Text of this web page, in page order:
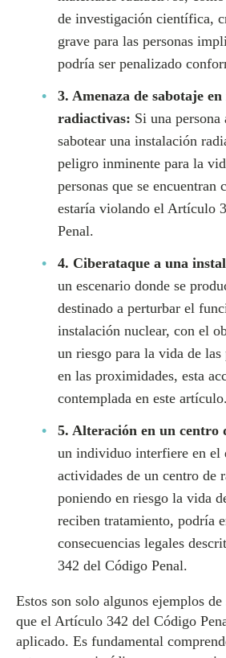
de investigación científica,
grave para las personas
podría ser penalizado
3. Amenaza de sabotaje
radiactivas: Si una persona
sabotear una instalación
peligro inminente para la
personas que se encuentran
estaría violando el Artículo
Penal.
4. Ciberataque a una
un escenario donde se
destinado a perturbar el
instalación nuclear, con el
un riesgo para la vida de las
en las proximidades, esta
contemplada en este artículo.
5. Alteración en un centro
un individuo interfiere en el
actividades de un centro de
poniendo en riesgo la vida
reciben tratamiento, podría
consecuencias legales
342 del Código Penal.
Estos son solo algunos ejemplos
que el Artículo 342 del Código
aplicado. Es fundamental